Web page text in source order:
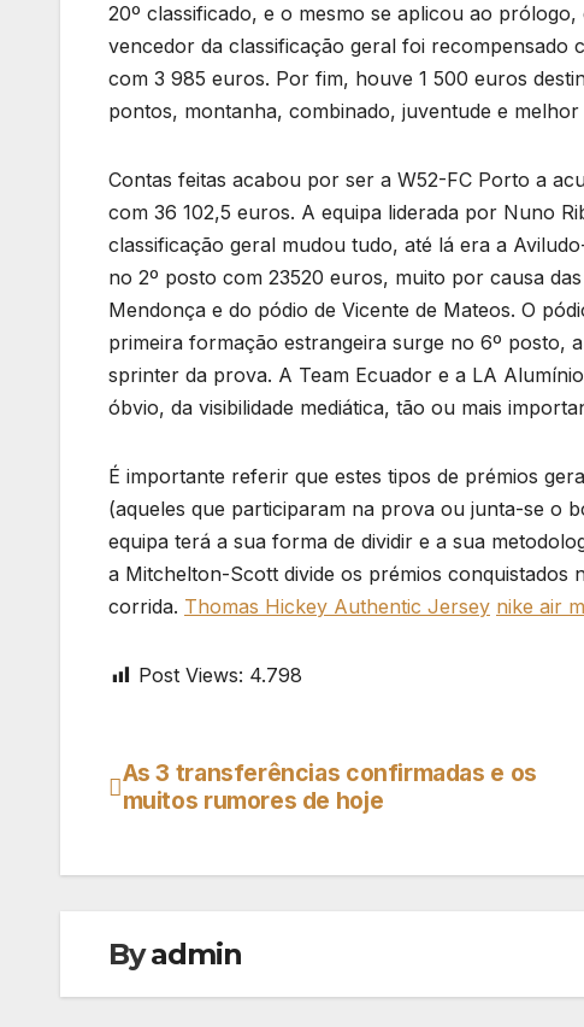
20º classificado, e o mesmo se aplicou ao
vencedor da classificação geral foi recompensado
com 3 985 euros. Por fim, houve 1 500 euros
pontos, montanha, combinado, juventude e
Contas feitas acabou por ser a W52-FC Porto a
com 36 102,5 euros. A equipa liderada por Nuno
classificação geral mudou tudo, até lá era a
no 2º posto com 23520 euros, muito por causa
Mendonça e do pódio de Vicente de Mateos. O
primeira formação estrangeira surge no 6º posto,
sprinter da prova. A Team Ecuador e a LA
óbvio, da visibilidade mediática, tão ou mais
É importante referir que estes tipos de prémios
(aqueles que participaram na prova ou junta-se o
equipa terá a sua forma de dividir e a sua
a Mitchelton-Scott divide os prémios conquistados
corrida. Thomas Hickey Authentic Jersey nike air
Post Views: 4.798
Navegação
artigos
As 3 transferências confirmadas e os
muitos rumores de hoje
Byadmin